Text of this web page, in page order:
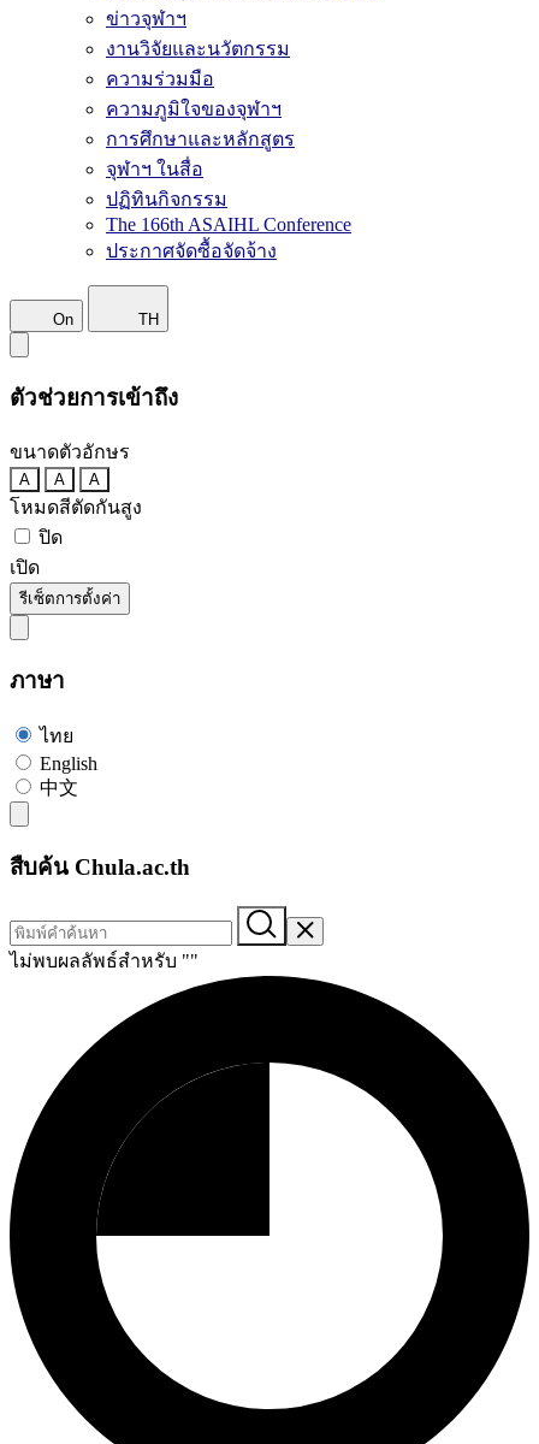
ข่าวจุฬาฯ
งานวิจัยและนวัตกรรม
ความร่วมมือ
ความภูมิใจของจุฬาฯ
การศึกษาและหลักสูตร
จุฬาฯ ในสื่อ
ปฏิทินกิจกรรม
The 166th ASAIHL Conference
ประกาศจัดซื้อจัดจ้าง
On TH
ตัวช่วยการเข้าถึง
ขนาดตัวอักษร
A A A
โหมดสีตัดกันสูง
ปิด
เปิด
รีเซ็ตการตั้งค่า
ภาษา
ไทย
English
中文
สืบค้น Chula.ac.th
ไม่พบผลลัพธ์สำหรับ ""